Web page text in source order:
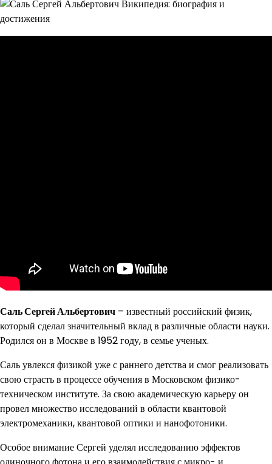
Саль Сергей Альбертович – известный российский физик,
который сделал значительный вклад в различные области науки.
Родился он в Москве в 1952 году, в семье ученых.
Саль увлекся физикой уже с раннего детства и смог реализовать
свою страсть в процессе обучения в Московском физико-
техническом институте. За свою академическую карьеру он
провел множество исследований в области квантовой
электромеханики, квантовой оптики и нанофотоники.
Особое внимание Сергей уделял исследованию эффектов